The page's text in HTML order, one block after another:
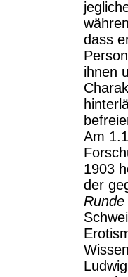
dass
ihnen
Am
1903
der
Runde